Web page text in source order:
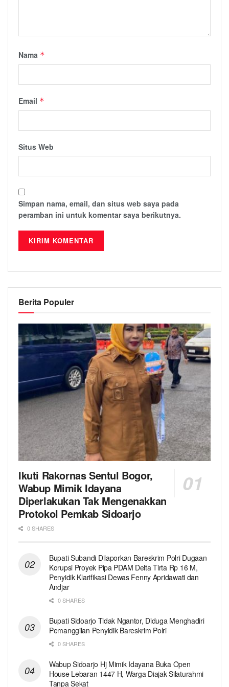
Nama *
Email *
Situs Web
Simpan nama, email, dan situs web saya pada
peramban ini untuk komentar saya berikutnya.
Berita Populer
Ikuti Rakornas Sentul Bogor,
Wabup Mimik Idayana
Diperlakukan Tak Mengenakkan
Protokol Pemkab Sidoarjo
0 SHARES
Bupati Subandi Dilaporkan Bareskrim Polri Dugaan
Korupsi Proyek Pipa PDAM Delta Tirta Rp 16 M,
Penyidik Klarifikasi Dewas Fenny Apridawati dan
Andjar
0 SHARES
Bupati Sidoarjo Tidak Ngantor, Diduga Menghadiri
Pemanggilan Penyidik Bareskrim Polri
0 SHARES
Wabup Sidoarjo Hj Mimik Idayana Buka Open
House Lebaran 1447 H, Warga Diajak Silaturahmi
Tanpa Sekat